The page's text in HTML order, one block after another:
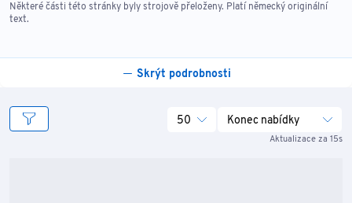
Některé části této stránky byly strojově přeloženy. Platí německý originální
text.
Skrýt podrobnosti
Aktualizace za 15s
50 Konec nabídky